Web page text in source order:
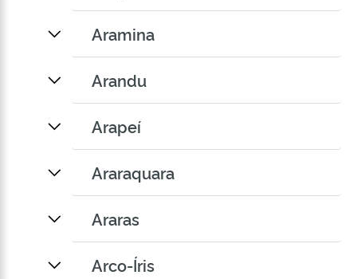
Aramina
Arandu
Arapeí
Araraquara
Araras
Arco-Íris